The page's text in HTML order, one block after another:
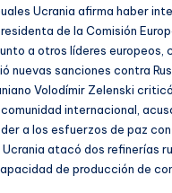
Ucrania afirma haber
de la Comisión
a otros líderes europeos,
nuevas sanciones contra
Volodímir Zelenski
internacional,
a los esfuerzos de paz
atacó dos refinerías
de producción de